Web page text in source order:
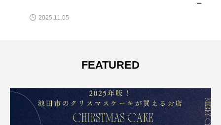
ー
2025.11.05
FEATURED